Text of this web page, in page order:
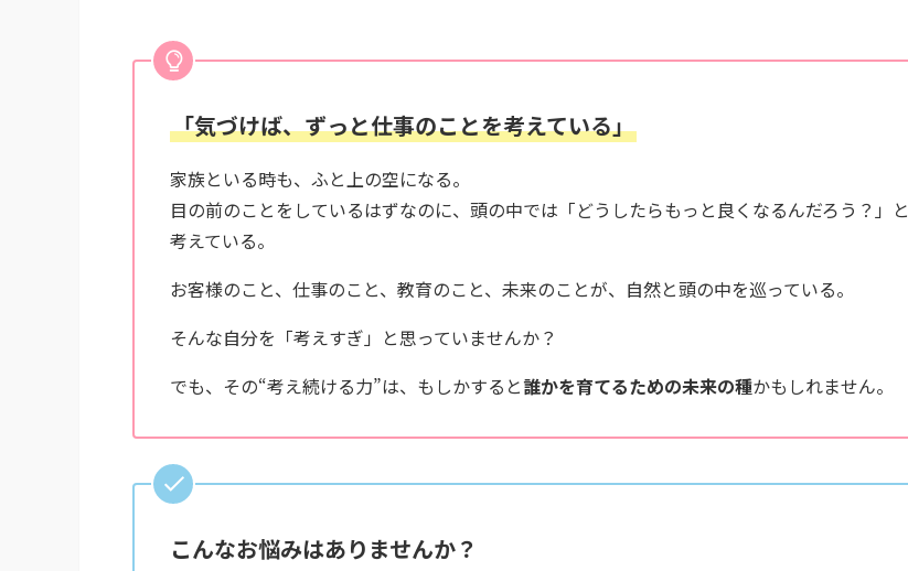
「気づけば、ずっと仕事のことを考えている」
家族といる時も、ふと上の空になる。
目の前のことをしているはずなのに、頭の中では「どうしたらもっと良くなるんだろう？」と
考えている。
お客様のこと、仕事のこと、教育のこと、未来のことが、自然と頭の中を巡っている。
そんな自分を「考えすぎ」と思っていませんか？
でも、その“考え続ける力”は、もしかすると誰かを育てるための未来の種かもしれません。
こんなお悩みはありませんか？